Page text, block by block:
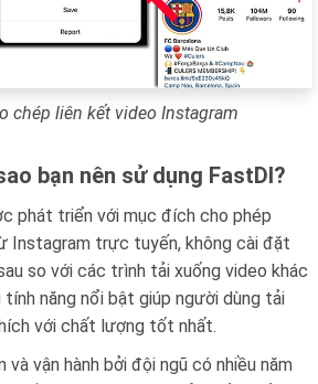
chép liên kết video Instagram
bạn nên sử dụng FastDl?
phát triển với mục đích cho phép
Instagram trực tuyến, không cài đặt
so với các trình tải xuống video khác
năng nổi bật giúp người dùng tải
với chất lượng tốt nhất.
vận hành bởi đội ngũ có nhiều năm